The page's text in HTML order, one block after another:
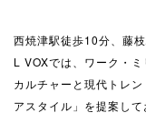
西焼津駅徒歩10分、藤
L VOXでは、ワーク・
カルチャーと現代トレ
アスタイル」を提案して